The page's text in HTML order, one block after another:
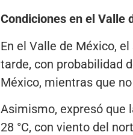
Condiciones en el Valle
En el Valle de México,
tarde, con probabilidad
México, mientras que
Asimismo, expresó que
28 °C, con viento del